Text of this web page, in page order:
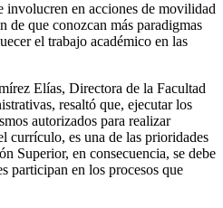
involucren en acciones de movilidad
de que conozcan más paradigmas
el trabajo académico en las
Elías, Directora de la Facultad
resaltó que, ejecutar los
autorizados para realizar
currículo, es una de las prioridades
Superior, en consecuencia, se debe
participan en los procesos que